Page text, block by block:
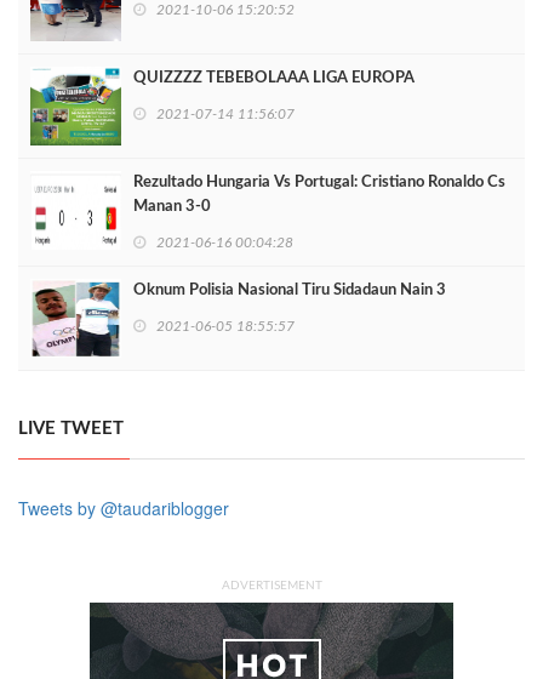
2021-10-06 15:20:52
QUIZZZZ TEBEBOLAAA LIGA EUROPA
2021-07-14 11:56:07
Rezultado Hungaria Vs Portugal: Cristiano Ronaldo Cs
Manan 3-0
2021-06-16 00:04:28
Oknum Polisia Nasional Tiru Sidadaun Nain 3
2021-06-05 18:55:57
LIVE TWEET
Tweets by @taudariblogger
ADVERTISEMENT